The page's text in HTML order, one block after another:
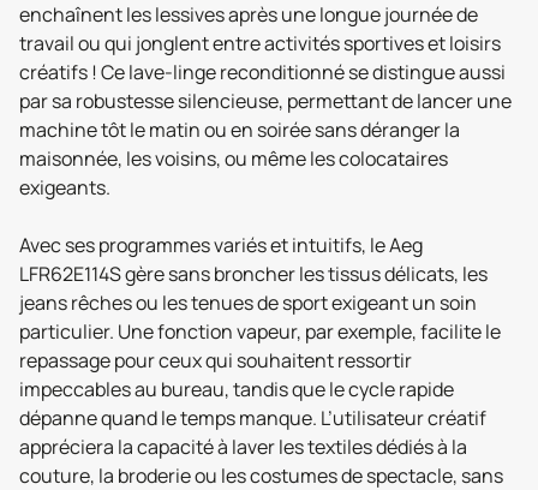
enchaînent les lessives après une longue journée de
travail ou qui jonglent entre activités sportives et loisirs
créatifs ! Ce lave-linge reconditionné se distingue aussi
par sa robustesse silencieuse, permettant de lancer une
machine tôt le matin ou en soirée sans déranger la
maisonnée, les voisins, ou même les colocataires
exigeants.
Avec ses programmes variés et intuitifs, le Aeg
LFR62E114S gère sans broncher les tissus délicats, les
jeans rêches ou les tenues de sport exigeant un soin
particulier. Une fonction vapeur, par exemple, facilite le
repassage pour ceux qui souhaitent ressortir
impeccables au bureau, tandis que le cycle rapide
dépanne quand le temps manque. L’utilisateur créatif
appréciera la capacité à laver les textiles dédiés à la
couture, la broderie ou les costumes de spectacle, sans